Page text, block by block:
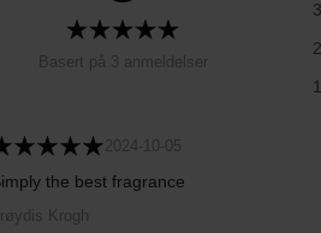
Basert på 3 anmeldelser
3
2
1
2024-10-05
the best fragrance
Krogh